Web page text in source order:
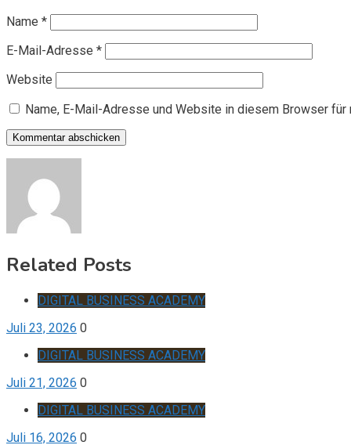
Name *
E-Mail-Adresse *
Website
Name, E-Mail-Adresse und Website in diesem Browser
Related Posts
DIGITAL BUSINESS ACADEMY
Juli 23, 2026 0
DIGITAL BUSINESS ACADEMY
Juli 21, 2026 0
DIGITAL BUSINESS ACADEMY
Juli 16, 2026 0